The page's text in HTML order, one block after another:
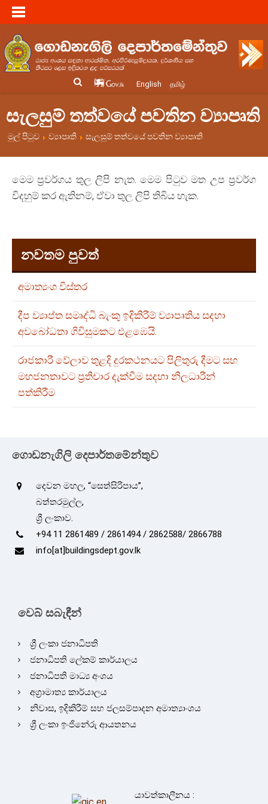
English தமிழ்
සැලසුම් තත්වයේ පවතින ව්‍යාපෘති
මුල් පිටුව ව්‍යාපෘති සැලසුම් තත්වයේ පවතින ව්‍යාපෘති
මෙම ප්‍රවර්ගය තුල ලිපි නැත. මෙම පිටුව මත උප ප්‍රවර්ග
විදහුම් කර ඇතිනම්, ඒවා තුල ලිපි තිබිය හැක.
නවතම පුවත්
අමාත්‍යංශ විස්තර
දීප ව්‍යාප්ත සමෘද්ධි බැංකු ඉදිකිරීම් ව්‍යාපෘතිය සදහා
අවබෝධතා ගිවිසුමකට එළඹෙයි.
රාජකාරී වේලාව තුළදි දුරකථනයට පිලිතුරු දීමට සහ
මහජනතාවට ප්‍රතිචාර දැක්වීම සදහා නිලධාරීන්
පත්කිරීම
ගොඩනැගිලි දෙපාර්තමේන්තුව
දෙවන මහල, “සෙත්සිරිපාය”,
බත්තරමුල්ල,
ශ්‍රී ලංකාව.
+94 11 2861489 / 2861494 / 2862588/ 2866788
info[at]buildingsdept.gov.lk
වෙබ් සබැඳීන්
ශ්‍රී ලංකා ජනාධිපති
ජනාධිපති ලේකම් කාර්යාලය
ජනාධිපති මාධ්‍ය අංශය
අග්‍රාමාත්‍ය කාර්යාලය
නිවාස, ඉදිකිරීම් සහ ජලසම්පාදන අමාත්‍යාංශය
ශ්‍රී ලංකා ඉංජිනේරු ආයතනය
යාවත්කාලීනය :